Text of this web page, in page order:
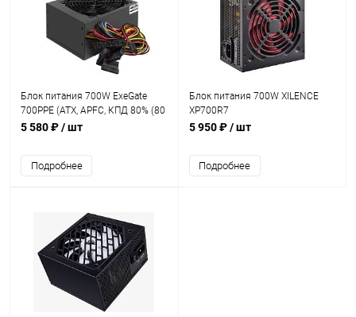
Блок питания 700W ExeGate
700PPE (ATX, APFC, КПД 80% (80
PLUS), 12cm fan, 24pin,
3xIDE, black)
5 580 ₽/ шт
Подробнее
Блок питания 700W XILENCE
XP700R7
5 950 ₽/ шт
Подробнее